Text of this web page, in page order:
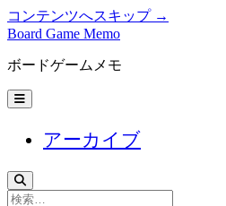
コンテンツへスキップ →
Board Game Memo
ボードゲームメモ
メ
開
く
アーカイブ
検